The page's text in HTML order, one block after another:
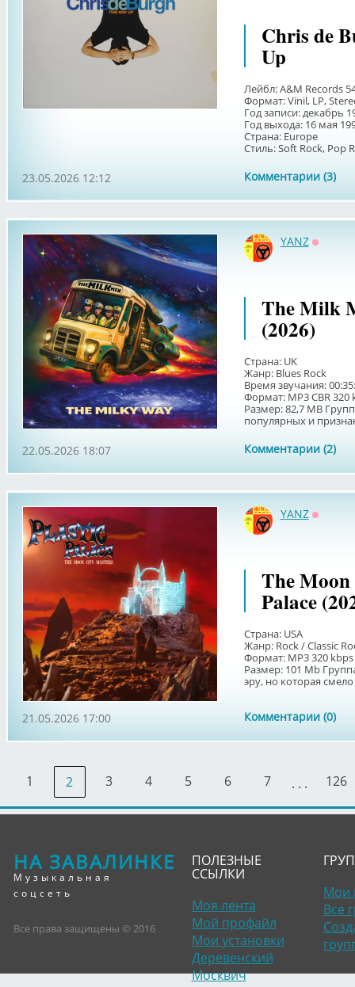
Chris de
Up
Лейбл: A&M Records
Формат: Vinil, LP,
Год записи: декабрь
Год выхода: 16 мая
Страна: Europe
Стиль: Soft Rock, Pop
Комментарии (3)
23.05.2026 12:12
YANZ
The Milk
(2026)
Страна: UK
Жанр: Blues Rock
Время звучания:
Формат: MP3 CBR 320
Размер: 82,7 MB
популярных и
Комментарии (2)
22.05.2026 18:07
YANZ
The
Palace
Страна: USA
Жанр: Rock / Classic
Формат: MP3 320 kbps
Размер: 101 Мb
эру, но которая
Комментарии (0)
21.05.2026 17:00
1 2 3 4 5 6 7 . . . 126
НА ЗАВАЛИНКЕ
Музыкальная
соцсеть
Все права защищены © 2016
ПОЛЕЗНЫЕ
ССЫЛКИ
Моя лента
Мой профайл
Мои установки
Деревенский
Москвич
Мои
Все